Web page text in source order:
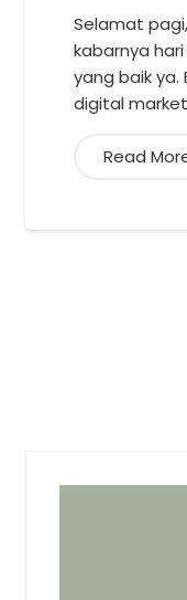
Selamat
kabarnya
yang baik ya.
digital
Read